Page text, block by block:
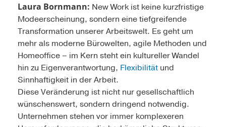
Laura Bornmann: New Work ist keine kurzfristige
Modeerscheinung, sondern eine tiefgreifende
Transformation unserer Arbeitswelt. Es geht um
mehr als moderne Bürowelten, agile Methoden und
Homeoffice – im Kern steht ein kultureller Wandel
hin zu Eigenverantwortung, Flexibilität und
Sinnhaftigkeit in der Arbeit.
Diese Veränderung ist nicht nur gesellschaftlich
wünschenswert, sondern dringend notwendig.
Unternehmen stehen vor immer komplexeren